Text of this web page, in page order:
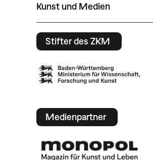
Kunst und Medien
Stifter des ZKM
Medienpartner